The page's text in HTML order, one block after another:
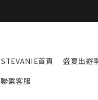
STEVANIE首頁 盛夏出遊
聯繫客服